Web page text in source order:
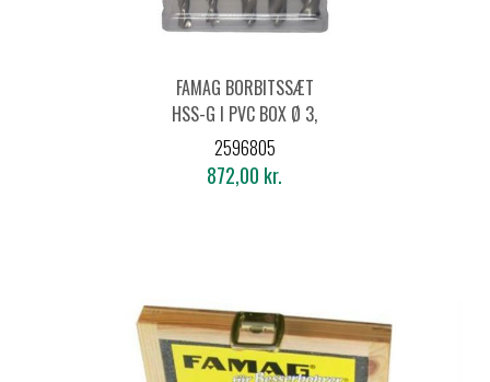
FAMAG BORBITSSÆT
HSS-G I PVC BOX Ø 3,
4, 5, 6, 8 MM
**UDGÅR**
2596805
872,00 kr.